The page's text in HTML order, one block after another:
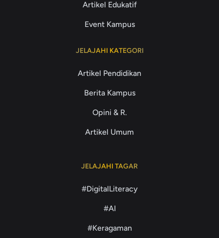
Artikel Edukatif
Event Kampus
JELAJAHI KATEGORI
Artikel Pendidikan
Berita Kampus
Opini & R.
Artikel Umum
JELAJAHI TAGAR
#DigitalLiteracy
#AI
#Keragaman